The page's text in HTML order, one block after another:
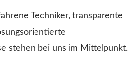
Techniker, transparente
stehen bei uns im Mittelpunkt.